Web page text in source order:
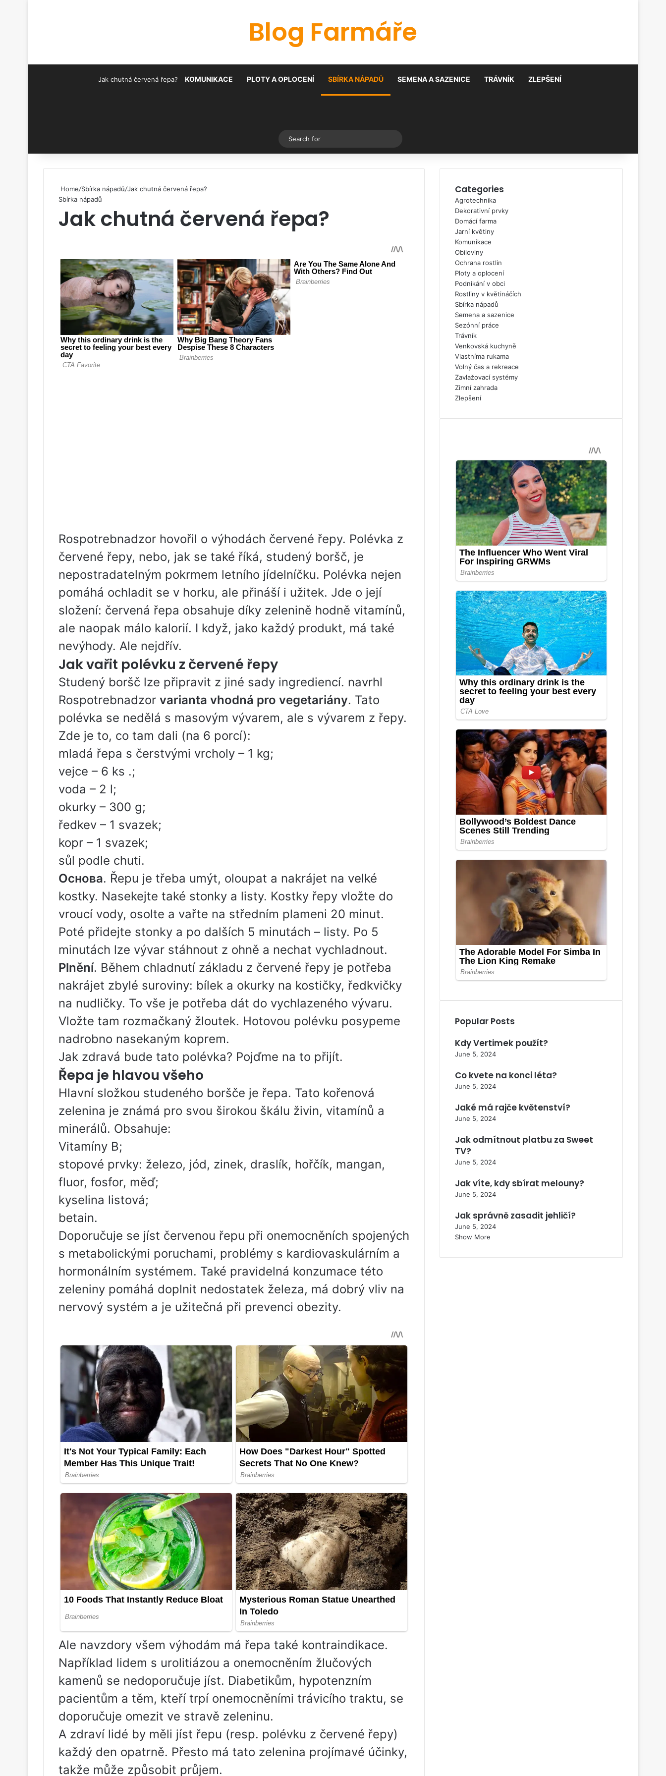
Blog Farmáře
Jak chutná červená řepa? KOMUNIKACE PLOTY A OPLOCENÍ SBÍRKA NÁPADŮ SEMENA A SAZENICE TRÁVNÍK ZLEPŠENÍ
Switch skin
for
Home/Sbírka nápadů/Jak chutná červená řepa?
Sbírka nápadů
Jak chutná červená řepa?
Rospotrebnadzor hovořil o výhodách červené řepy. Polévka z
červené řepy, nebo, jak se také říká, studený boršč, je
nepostradatelným pokrmem letního jídelníčku. Polévka nejen
pomáhá ochladit se v horku, ale přináší i užitek. Jde o její
složení: červená řepa obsahuje díky zelenině hodně vitamínů,
ale naopak málo kalorií. I když, jako každý produkt, má také
nevýhody. Ale nejdřív.
Jak vařit polévku z červené řepy
Studený boršč lze připravit z jiné sady ingrediencí. navrhl
Rospotrebnadzor varianta vhodná pro vegetariány. Tato
polévka se nedělá s masovým vývarem, ale s vývarem z řepy.
Zde je to, co tam dali (na 6 porcí):
mladá řepa s čerstvými vrcholy – 1 kg;
vejce – 6 ks .;
voda – 2 l;
okurky – 300 g;
ředkev – 1 svazek;
kopr – 1 svazek;
sůl podle chuti.
Основа. Řepu je třeba umýt, oloupat a nakrájet na velké
kostky. Nasekejte také stonky a listy. Kostky řepy vložte do
vroucí vody, osolte a vařte na středním plameni 20 minut.
Poté přidejte stonky a po dalších 5 minutách – listy. Po 5
minutách lze vývar stáhnout z ohně a nechat vychladnout.
Plnění. Během chladnutí základu z červené řepy je potřeba
nakrájet zbylé suroviny: bílek a okurky na kostičky, ředkvičky
na nudličky. To vše je potřeba dát do vychlazeného vývaru.
Vložte tam rozmačkaný žloutek. Hotovou polévku posypeme
nadrobno nasekaným koprem.
Jak zdravá bude tato polévka? Pojďme na to přijít.
Řepa je hlavou všeho
Hlavní složkou studeného boršče je řepa. Tato kořenová
zelenina je známá pro svou širokou škálu živin, vitamínů a
minerálů. Obsahuje:
Vitamíny B;
stopové prvky: železo, jód, zinek, draslík, hořčík, mangan,
fluor, fosfor, měď;
kyselina listová;
betain.
Doporučuje se jíst červenou řepu při onemocněních spojených
s metabolickými poruchami, problémy s kardiovaskulárním a
hormonálním systémem. Také pravidelná konzumace této
zeleniny pomáhá doplnit nedostatek železa, má dobrý vliv na
nervový systém a je užitečná při prevenci obezity.
Ale navzdory všem výhodám má řepa také kontraindikace.
Například lidem s urolitiázou a onemocněním žlučových
kamenů se nedoporučuje jíst. Diabetikům, hypotenzním
pacientům a těm, kteří trpí onemocněními trávicího traktu, se
doporučuje omezit ve stravě zeleninu.
A zdraví lidé by měli jíst řepu (resp. polévku z červené řepy)
každý den opatrně. Přesto má tato zelenina projímavé účinky,
takže může způsobit průjem.
Categories
Agrotechnika
Dekorativní prvky
Domácí farma
Jarní květiny
Komunikace
Obiloviny
Ochrana rostlin
Ploty a oplocení
Podnikání v obci
Rostliny v květináčích
Sbírka nápadů
Semena a sazenice
Sezónní práce
Trávník
Venkovská kuchyně
Vlastníma rukama
Volný čas a rekreace
Zavlažovací systémy
Zimní zahrada
Zlepšení
Popular Posts
Kdy Vertimek použít?
June 5, 2024
Co kvete na konci léta?
June 5, 2024
Jaké má rajče květenství?
June 5, 2024
Jak odmítnout platbu za Sweet
TV?
June 5, 2024
Jak víte, kdy sbírat melouny?
June 5, 2024
Jak správně zasadit jehličí?
June 5, 2024
Show More